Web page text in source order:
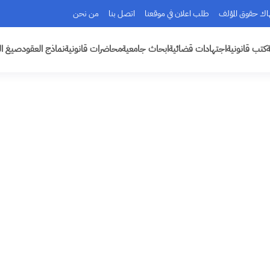
حقوق المؤلف طلب اعلان في موقعنا اتصل بنا من نحن
كتب قانونيةاجتهادات قضائيةابحاث جامعيةمحاضرات قانونيةنماذج العقودصيغ